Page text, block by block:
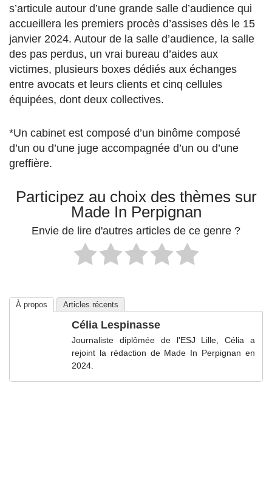
s’articule autour d’une grande salle d’audience qui
accueillera les premiers procès d’assises dès le 15
janvier 2024. Autour de la salle d’audience, la salle
des pas perdus, un vrai bureau d’aides aux
victimes, plusieurs boxes dédiés aux échanges
entre avocats et leurs clients et cinq cellules
équipées, dont deux collectives.
*Un cabinet est composé d’un binôme composé
d’un ou d’une juge accompagnée d’un ou d’une
greffière.
Participez au choix des thèmes sur
Made In Perpignan
Envie de lire d'autres articles de ce genre ?
À propos Articles récents
Célia Lespinasse
Journaliste diplômée de l'ESJ Lille, Célia a
rejoint la rédaction de Made In Perpignan en
2024.